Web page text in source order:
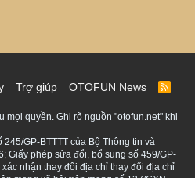
Trợ giúp OTOFUN News
R
S
mọi quyền. Ghi rõ nguồn "otofun.net" khi
GP-BTTTT của Bộ Thông tin và
Giấy phép sửa đổi, bổ sung số 459/GP-
nhận thay đổi địa chỉ thay đổi địa chỉ